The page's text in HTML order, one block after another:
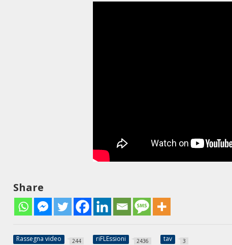
Share
Rassegna video 244 riFLEssioni 2436 tav 3